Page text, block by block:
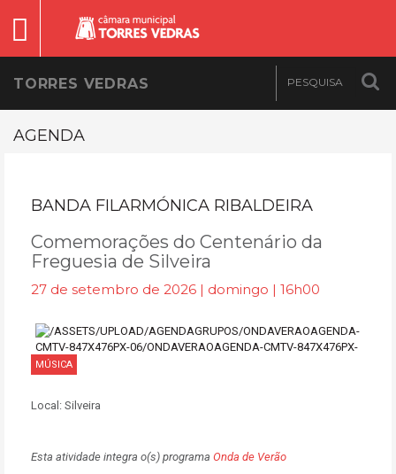
TORRES VEDRAS
AGENDA
BANDA FILARMÓNICA RIBALDEIRA
Comemorações do Centenário da
Freguesia de Silveira
27 de setembro de 2026 | domingo | 16h00
MÚSICA
Local: Silveira
Esta atividade integra o(s) programa Onda de Verão